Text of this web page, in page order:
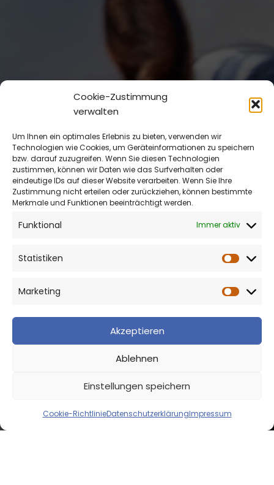
Cookie-Zustimmung
verwalten
Um Ihnen ein optimales Erlebnis zu bieten, verwenden wir
Technologien wie Cookies, um Geräteinformationen zu speichern
bzw. darauf zuzugreifen. Wenn Sie diesen Technologien
zustimmen, können wir Daten wie das Surfverhalten oder
eindeutige IDs auf dieser Website verarbeiten. Wenn Sie Ihre
Zustimmung nicht erteilen oder zurückziehen, können bestimmte
Merkmale und Funktionen beeinträchtigt werden.
Funktional Immer aktiv
Statistiken
Marketing
Akzeptieren
Ablehnen
Einstellungen speichern
Cookie-RichtlinieDatenschutzerklärungImpressum